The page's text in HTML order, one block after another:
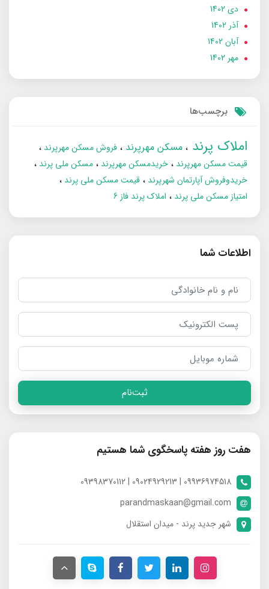
دی 1402
آذر 1402
آبان 1402
مهر 1402
برچسب‌ها
املاک پرند مسکن مهرپرند
فروش مسکن مهرپرند
قیمت مسکن مهرپرند
خریدمسکن مهرپرند
مسکن ملی پرند
خریدوفروش آپارتمان شهرپرند
قیمت مسکن ملی پرند
امتیاز مسکن ملی پرند
املاک پرند فاز 6
اطلاعات شما
ثبت‌نام
هفت روز هفته پاسخگوی شما هستیم
09936974518 | 09024929213 | 09398370112
parandmaskaan@gmail.com
شهر جدید پرند - میدان استقلال